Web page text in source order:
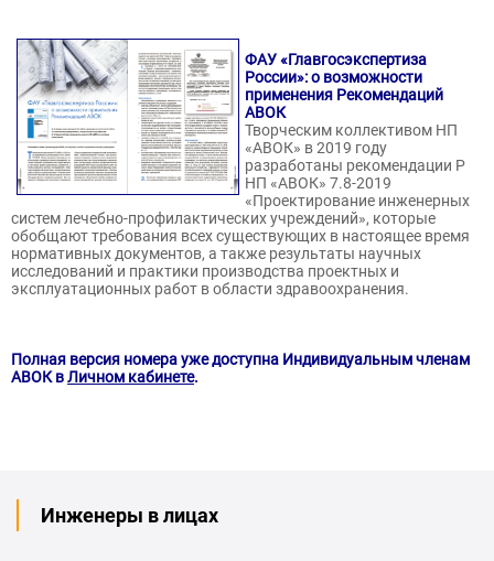
ФАУ «Главгосэкспертиза
России»: о возможности
применения Рекомендаций
АВОК
Творческим коллективом НП
«АВОК» в 2019 году
разработаны рекомендации Р
НП «АВОК» 7.8-2019
«Проектирование инженерных
систем лечебно-профилактических учреждений», которые
обобщают требования всех существующих в настоящее время
нормативных документов, а также результаты научных
исследований и практики производства проектных и
эксплуатационных работ в области здравоохранения.
Полная версия номера уже доступна Индивидуальным членам
АВОК вЛичном кабинете.
Инженеры в лицах